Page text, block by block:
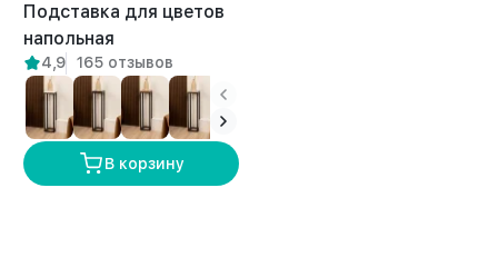
Подставка для цветов
напольная
металлическая лофт
Фолья белый/амаретто
4,9 165 отзывов
В корзину